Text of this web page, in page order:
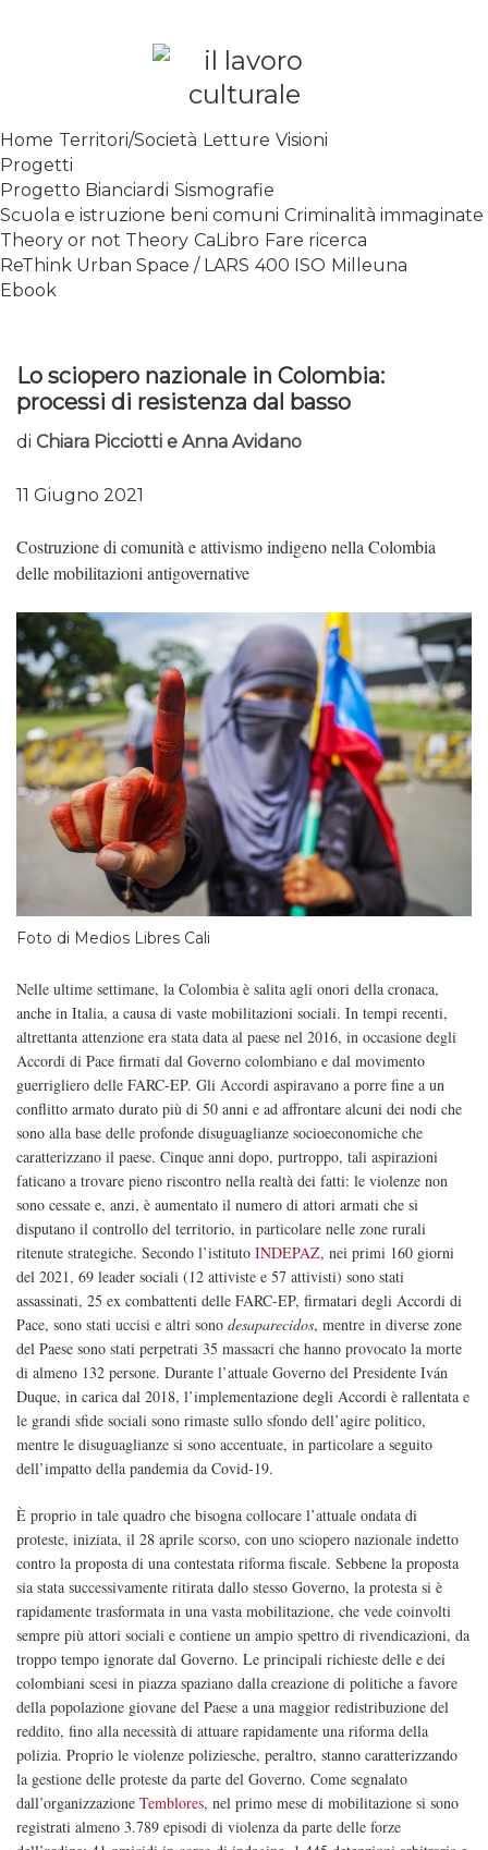
SPALANCARE LE FINESTRE DEI
CONTEMPORANEO
Home Territori/Società Letture Visioni
Progetti
Progetto Bianciardi Sismografie
Scuola e istruzione beni comuni Criminalità immaginate
Theory or not Theory CaLibro Fare ricerca
ReThink Urban Space / LARS 400 ISO Milleuna
Ebook
Lo sciopero nazionale in Colombia:
processi di resistenza dal basso
di Chiara Picciotti e Anna Avidano
11 Giugno 2021
Costruzione di comunità e attivismo indigeno nella Colombia
delle mobilitazioni antigovernative
Foto di Medios Libres Cali
Nelle ultime settimane, la Colombia è salita agli onori della cronaca,
anche in Italia, a causa di vaste mobilitazioni sociali. In tempi recenti,
altrettanta attenzione era stata data al paese nel 2016, in occasione degli
Accordi di Pace firmati dal Governo colombiano e dal movimento
guerrigliero delle FARC-EP. Gli Accordi aspiravano a porre fine a un
conflitto armato durato più di 50 anni e ad affrontare alcuni dei nodi che
sono alla base delle profonde disuguaglianze socioeconomiche che
caratterizzano il paese. Cinque anni dopo, purtroppo, tali aspirazioni
faticano a trovare pieno riscontro nella realtà dei fatti: le violenze non
sono cessate e, anzi, è aumentato il numero di attori armati che si
disputano il controllo del territorio, in particolare nelle zone rurali
ritenute strategiche. Secondo l’istituto INDEPAZ, nei primi 160 giorni
del 2021, 69 leader sociali (12 attiviste e 57 attivisti) sono stati
assassinati, 25 ex combattenti delle FARC-EP, firmatari degli Accordi di
Pace, sono stati uccisi e altri sono desaparecidos, mentre in diverse zone
del Paese sono stati perpetrati 35 massacri che hanno provocato la morte
di almeno 132 persone. Durante l’attuale Governo del Presidente Iván
Duque, in carica dal 2018, l’implementazione degli Accordi è rallentata e
le grandi sfide sociali sono rimaste sullo sfondo dell’agire politico,
mentre le disuguaglianze si sono accentuate, in particolare a seguito
dell’impatto della pandemia da Covid-19.
È proprio in tale quadro che bisogna collocare l’attuale ondata di
proteste, iniziata, il 28 aprile scorso, con uno sciopero nazionale indetto
contro la proposta di una contestata riforma fiscale. Sebbene la proposta
sia stata successivamente ritirata dallo stesso Governo, la protesta si è
rapidamente trasformata in una vasta mobilitazione, che vede coinvolti
sempre più attori sociali e contiene un ampio spettro di rivendicazioni, da
troppo tempo ignorate dal Governo. Le principali richieste delle e dei
colombiani scesi in piazza spaziano dalla creazione di politiche a favore
della popolazione giovane del Paese a una maggior redistribuzione del
reddito, fino alla necessità di attuare rapidamente una riforma della
polizia. Proprio le violenze poliziesche, peraltro, stanno caratterizzando
la gestione delle proteste da parte del Governo. Come segnalato
dall’organizzazione Temblores, nel primo mese di mobilitazione si sono
registrati almeno 3.789 episodi di violenza da parte delle forze